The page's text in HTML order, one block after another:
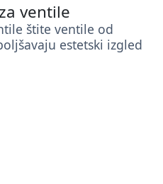
ventile
štite ventile od
estetski izgled